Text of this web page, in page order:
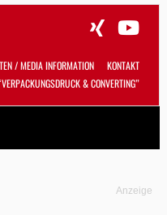
/ MEDIA INFORMATION
KONTAKT
& CONVERTING”
Anzeige